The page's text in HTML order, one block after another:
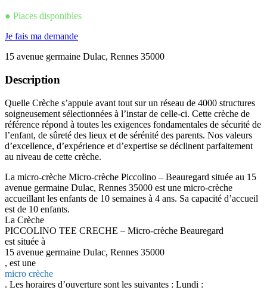
● Places disponibles
Je fais ma demande
15 avenue germaine Dulac, Rennes 35000
Description
Quelle Crèche s’appuie avant tout sur un réseau de 4000 structures
soigneusement sélectionnées à l’instar de celle-ci. Cette crèche de
référence répond à toutes les exigences fondamentales de sécurité de
l’enfant, de sûreté des lieux et de sérénité des parents. Nos valeurs
d’excellence, d’expérience et d’expertise se déclinent parfaitement
au niveau de cette crèche.
La micro-crèche Micro-crèche Piccolino – Beauregard située au 15
avenue germaine Dulac, Rennes 35000 est une micro-crèche
accueillant les enfants de 10 semaines à 4 ans. Sa capacité d’accueil
est de 10 enfants.
La Crèche
PICCOLINO TEE CRECHE – Micro-crèche Beauregard
est située à
15 avenue germaine Dulac, Rennes 35000
, est une
micro crèche
. Les horaires d’ouverture sont les suivantes : Lundi :